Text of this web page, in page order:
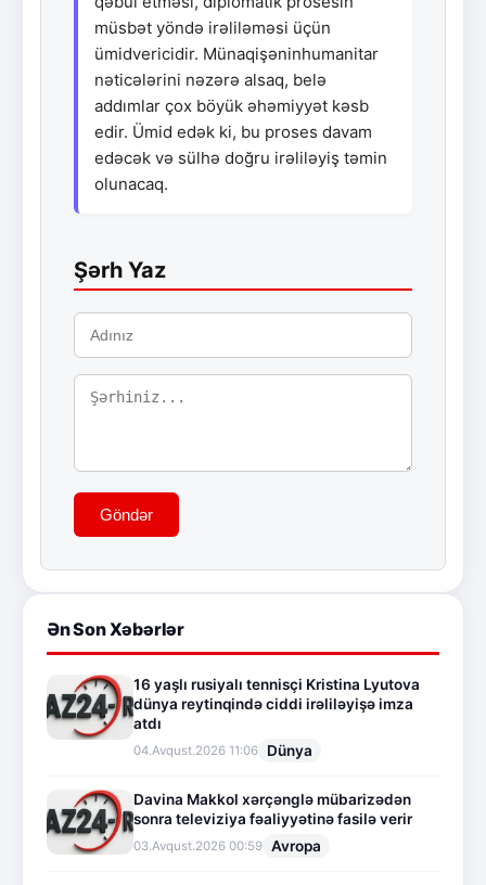
müsbət yöndə irəliləməsi üçün
ümidvericidir. Münaqişəninhumanitar
nəticələrini nəzərə alsaq, belə
addımlar çox böyük əhəmiyyət kəsb
edir. Ümid edək ki, bu proses davam
edəcək və sülhə doğru irəliləyiş təmin
olunacaq.
Şərh Yaz
Göndər
Ən Son Xəbərlər
16 yaşlı rusiyalı tennisçi Kristina Lyutova
dünya reytinqində ciddi irəliləyişə imza
atdı
04.Avqust.2026 11:06 Dünya
Davina Makkol xərçənglə mübarizədən
sonra televiziya fəaliyyətinə fasilə verir
03.Avqust.2026 00:59 Avropa